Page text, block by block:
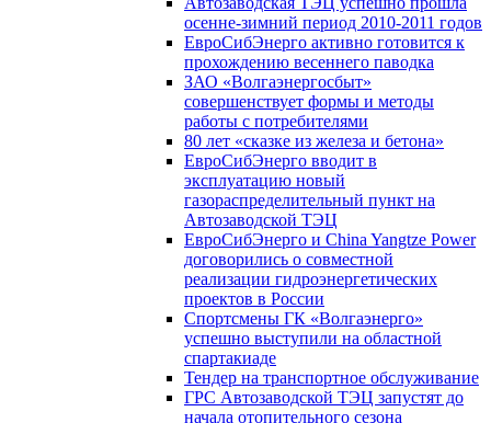
осенне-зимний период 2010-2011 годов
ЕвроСибЭнерго активно готовится к
прохождению весеннего паводка
ЗАО «Волгаэнергосбыт»
совершенствует формы и методы
работы с потребителями
80 лет «сказке из железа и бетона»
ЕвроСибЭнерго вводит в
эксплуатацию новый
газораспределительный пункт на
Автозаводской ТЭЦ
ЕвроСибЭнерго и China Yangtze Power
договорились о совместной
реализации гидроэнергетических
проектов в России
Спортсмены ГК «Волгаэнерго»
успешно выступили на областной
спартакиаде
Тендер на транспортное обслуживание
ГРС Автозаводской ТЭЦ запустят до
начала отопительного сезона